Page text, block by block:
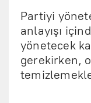
Partiyi
anlayışı
yönetecek
gerekirken,